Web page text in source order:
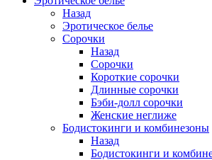
Назад
Эротическое белье
Сорочки
Назад
Сорочки
Короткие сорочки
Длинные сорочки
Бэби-долл сорочки
Женские неглиже
Бодистокинги и комбинезоны
Назад
Бодистокинги и